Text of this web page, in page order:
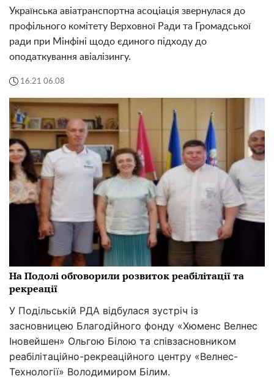
Українська авіатранспортна асоціація звернулася до
профільного комітету Верховної Ради та Громадської
ради при Мінфіні щодо єдиного підходу до
оподаткування авіалізингу.
16:21 06.08
На Подолі обговорили розвиток реабілітації та
рекреації
У Подільській РДА відбулася зустріч із
засновницею Благодійного фонду «Хюменс Велнес
Іновейшен» Ольгою Білою та співзасновником
реабілітаційно-рекреаційного центру «Велнес-
Технології» Володимиром Білим.